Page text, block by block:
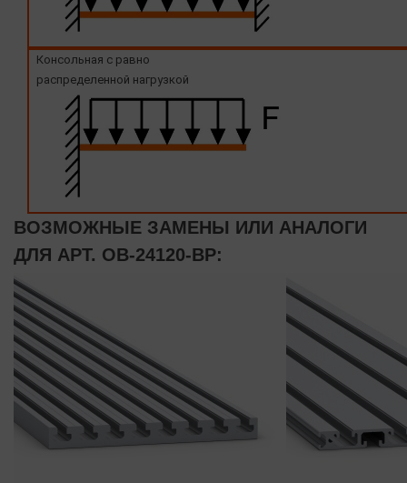
Консольная с равно
распределенной нагрузкой
ВОЗМОЖНЫЕ ЗАМЕНЫ ИЛИ АНАЛОГИ
ДЛЯ АРТ. OB-24120-BP: